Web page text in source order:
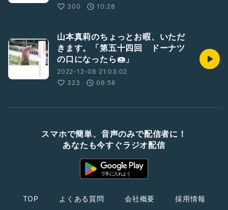
300
10:28
山本真莉のちょっとお暇、いただ
きます。「第五十四回 ドーナツ
の口になったら🍩」
2022-12-08 21:03:02
323
06:56
スマホで簡単、音声のみで配信者に！
あなたも今すぐラジオ配信
TOP よくある質問 会社概要
採用情報